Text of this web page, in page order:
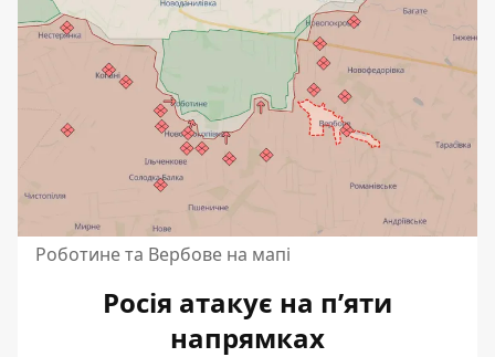
Роботине та Вербове на мапі
Росія атакує на пʼяти
напрямках